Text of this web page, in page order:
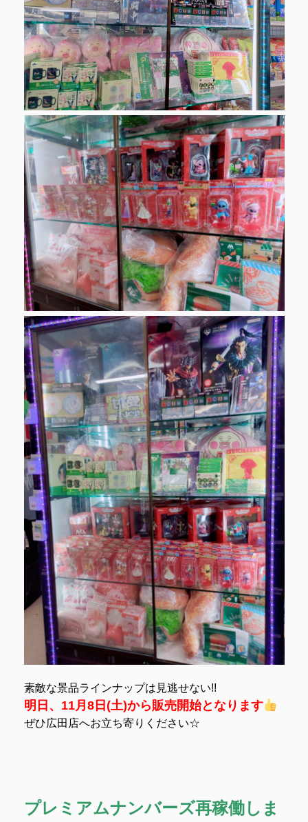
素敵な景品ラインナップは見逃せない!!
明日、11月8日(土)から販売開始となります
ぜひ広田店へお立ち寄りください☆
プレミアムナンバーズ再稼働しま